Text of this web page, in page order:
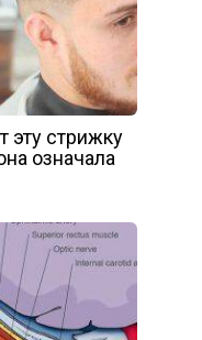
стрижку
означала